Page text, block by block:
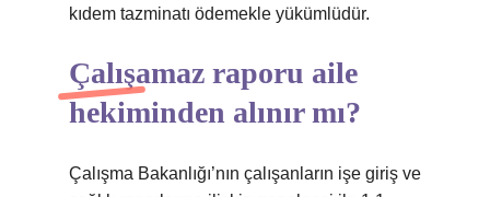
kıdem tazminatı ödemekle yükümlüdür.
Çalışamaz raporu aile
hekiminden alınır mı?
Çalışma Bakanlığı’nın çalışanların işe giriş ve